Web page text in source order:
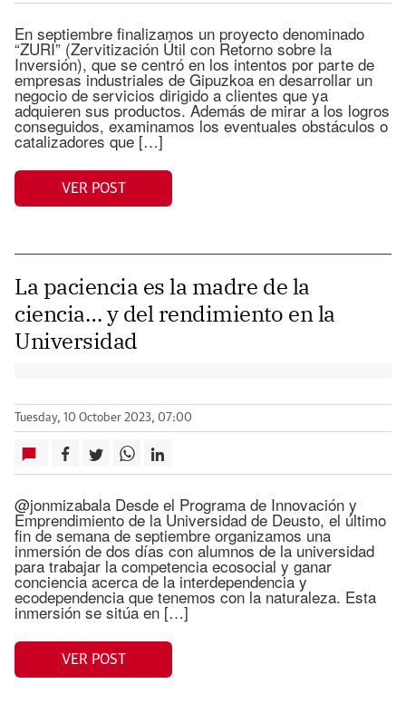
En septiembre finalizamos un proyecto denominado
“ZURI” (Zervitización Útil con Retorno sobre la
Inversión), que se centró en los intentos por parte de
empresas industriales de Gipuzkoa en desarrollar un
negocio de servicios dirigido a clientes que ya
adquieren sus productos. Además de mirar a los logros
conseguidos, examinamos los eventuales obstáculos o
catalizadores que […]
VER POST
La paciencia es la madre de la
ciencia… y del rendimiento en la
Universidad
Tuesday, 10 October 2023, 07:00
@jonmizabala Desde el Programa de Innovación y
Emprendimiento de la Universidad de Deusto, el último
fin de semana de septiembre organizamos una
inmersión de dos días con alumnos de la universidad
para trabajar la competencia ecosocial y ganar
conciencia acerca de la interdependencia y
ecodependencia que tenemos con la naturaleza. Esta
inmersión se sitúa en […]
VER POST